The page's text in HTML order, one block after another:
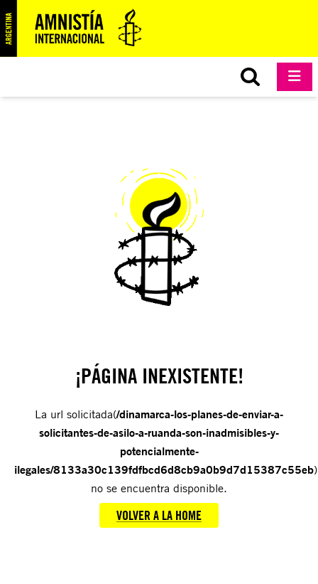
¡PÁGINA INEXISTENTE!
La url solicitada(/dinamarca-los-planes-de-enviar-a-
solicitantes-de-asilo-a-ruanda-son-inadmisibles-y-
potencialmente-
ilegales/8133a30c139fdfbcd6d8cb9a0b9d7d15387c55eb)
no se encuentra disponible.
VOLVER A LA HOME